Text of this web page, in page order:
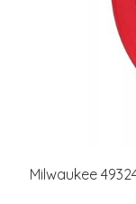
Milwaukee